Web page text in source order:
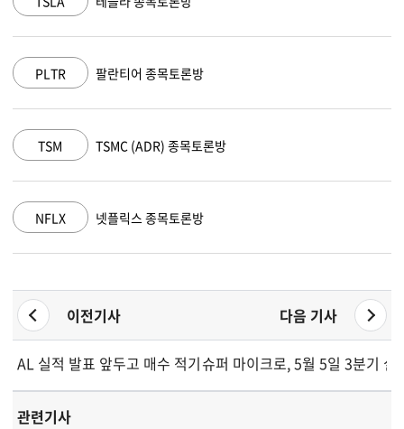
PLTR 팔란티어 종목토론방
TSM TSMC (ADR) 종목토론방
NFLX 넷플릭스 종목토론방
이전기사 다음 기사
AL 실적 발표 앞두고 매수 적기인가슈퍼 마이크로, 5월 5일 3분기
관련기사